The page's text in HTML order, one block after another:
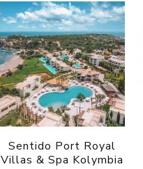
Sentido Port Royal
Villas & Spa Kolymbia